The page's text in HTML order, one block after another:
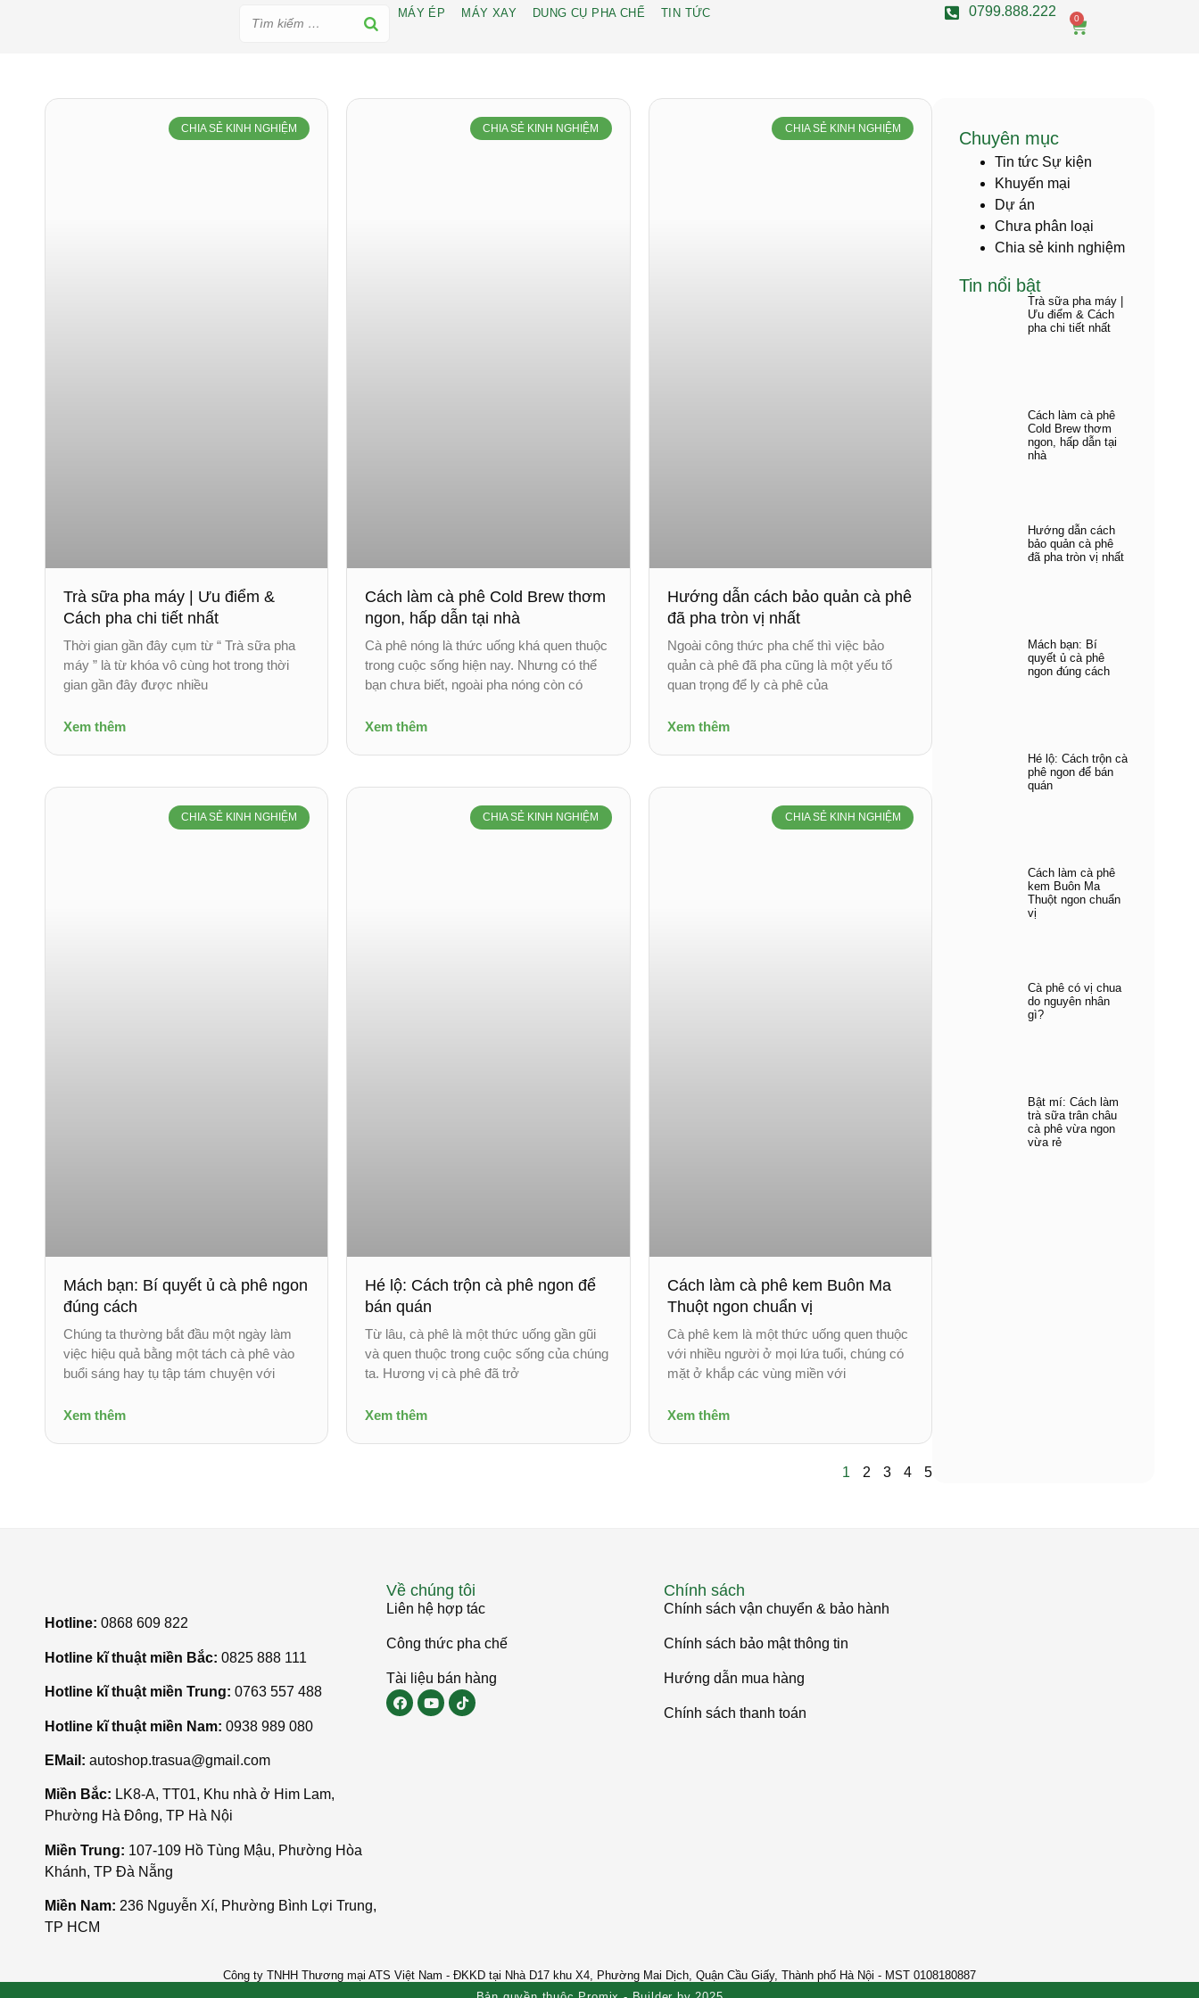
MÁY ÉP MÁY XAY DUNG CỤ PHA CHẾ TIN TỨC 0799.888.222 0
CHIA SẺ KINH NGHIỆM
Trà sữa pha máy | Ưu điểm &
Cách pha chi tiết nhất
Thời gian gần đây cụm từ “ Trà sữa pha
máy ” là từ khóa vô cùng hot trong thời
gian gần đây được nhiều
Xem thêm
CHIA SẺ KINH NGHIỆM
Cách làm cà phê Cold Brew thơm
ngon, hấp dẫn tại nhà
Cà phê nóng là thức uống khá quen thuộc
trong cuộc sống hiện nay. Nhưng có thể
bạn chưa biết, ngoài pha nóng còn có
Xem thêm
CHIA SẺ KINH NGHIỆM
Hướng dẫn cách bảo quản cà phê
đã pha tròn vị nhất
Ngoài công thức pha chế thì việc bảo
quản cà phê đã pha cũng là một yếu tố
quan trọng để ly cà phê của
Xem thêm
CHIA SẺ KINH NGHIỆM
Mách bạn: Bí quyết ủ cà phê ngon
đúng cách
Chúng ta thường bắt đầu một ngày làm
việc hiệu quả bằng một tách cà phê vào
buổi sáng hay tụ tập tám chuyện với
Xem thêm
CHIA SẺ KINH NGHIỆM
Hé lộ: Cách trộn cà phê ngon để
bán quán
Từ lâu, cà phê là một thức uống gần gũi
và quen thuộc trong cuộc sống của chúng
ta. Hương vị cà phê đã trở
Xem thêm
CHIA SẺ KINH NGHIỆM
Cách làm cà phê kem Buôn Ma
Thuột ngon chuẩn vị
Cà phê kem là một thức uống quen thuộc
với nhiều người ở mọi lứa tuổi, chúng có
mặt ở khắp các vùng miền với
Xem thêm
1 2 3 4 5
Chuyên mục
Tin tức Sự kiện
Khuyến mại
Dự án
Chưa phân loại
Chia sẻ kinh nghiệm
Tin nổi bật
Trà sữa pha máy |
Ưu điểm & Cách
pha chi tiết nhất
Cách làm cà phê
Cold Brew thơm
ngon, hấp dẫn tại
nhà
Hướng dẫn cách
bảo quản cà phê
đã pha tròn vị nhất
Mách bạn: Bí
quyết ủ cà phê
ngon đúng cách
Hé lộ: Cách trộn cà
phê ngon để bán
quán
Cách làm cà phê
kem Buôn Ma
Thuột ngon chuẩn
vị
Cà phê có vị chua
do nguyên nhân
gì?
Bật mí: Cách làm
trà sữa trân châu
cà phê vừa ngon
vừa rẻ
Hotline: 0868 609 822
Hotline kĩ thuật miền Bắc: 0825 888 111
Hotline kĩ thuật miền Trung: 0763 557 488
Hotline kĩ thuật miền Nam: 0938 989 080
EMail: autoshop.trasua@gmail.com
Miền Bắc: LK8-A, TT01, Khu nhà ở Him Lam,
Phường Hà Đông, TP Hà Nội
Miền Trung: 107-109 Hồ Tùng Mậu, Phường Hòa
Khánh, TP Đà Nẵng
Miền Nam: 236 Nguyễn Xí, Phường Bình Lợi Trung,
TP HCM
Về chúng tôi
Liên hệ hợp tác
Công thức pha chế
Tài liệu bán hàng
Chính sách
Chính sách vận chuyển & bảo hành
Chính sách bảo mật thông tin
Hướng dẫn mua hàng
Chính sách thanh toán
Công ty TNHH Thương mại ATS Việt Nam - ĐKKD tại Nhà D17 khu X4, Phường Mai Dịch, Quận Cầu Giấy, Thành phố Hà Nội - MST 0108180887